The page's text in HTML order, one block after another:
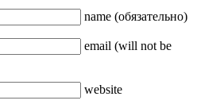
name (обязательно)
email (will not be
website